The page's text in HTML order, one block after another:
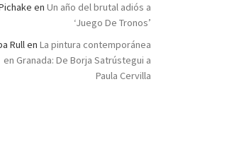
en Un año del brutal adiós a
‘Juego De Tronos’
Rullen La pintura contemporánea
en Granada: De Borja Satrústegui a
Paula Cervilla